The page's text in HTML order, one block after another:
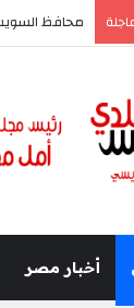
قصور الثقافة تشارك
أخبار مصر